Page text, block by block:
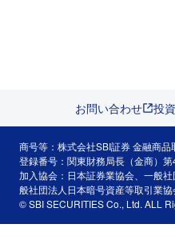
お問い合わせ 投
商号等：株式会社SBI証券 金融商
登録番号：関東財務局長（金商）
加入協会：日本証券業協会、一般
般社団法人日本暗号資産等取引業協
© SBI SECURITIES Co., Ltd. ALL